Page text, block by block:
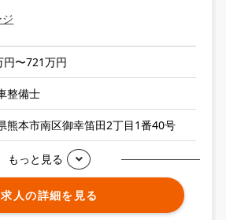
円〜721万円
整備士
熊本市南区御幸笛田2丁目1番40号
もっと見る
求人の詳細を見る